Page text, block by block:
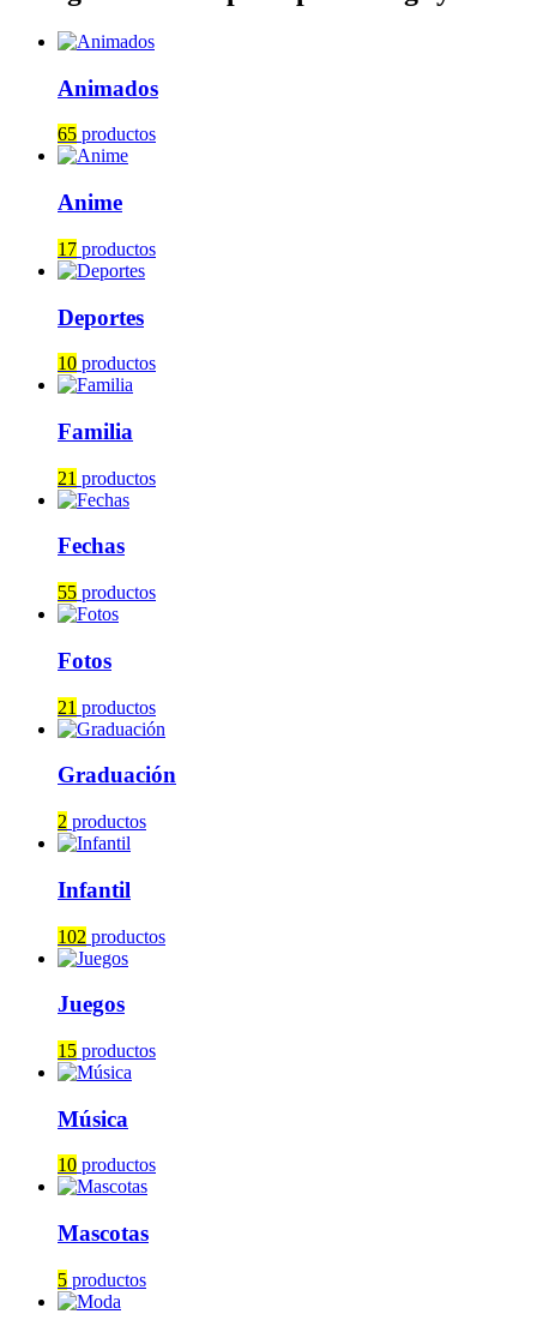
Animados
65 productos
Anime
17 productos
Deportes
10 productos
Familia
21 productos
Fechas
55 productos
Fotos
21 productos
Graduación
2 productos
Infantil
102 productos
Juegos
15 productos
Música
10 productos
Mascotas
5 productos